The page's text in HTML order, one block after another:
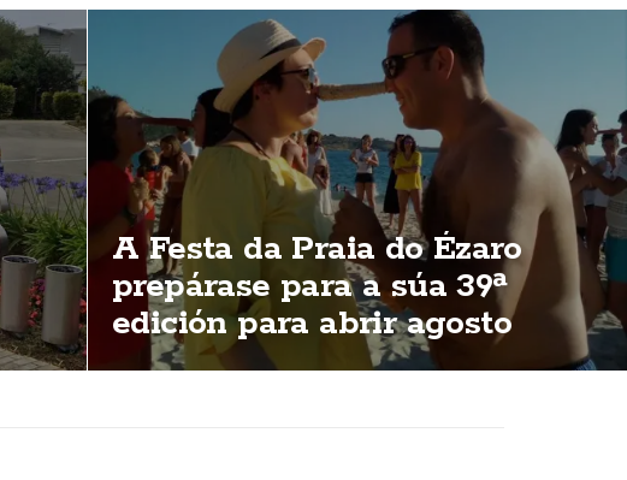
A Festa da Praia do Ézaro
prepárase para a súa 39ª
edición para abrir agosto